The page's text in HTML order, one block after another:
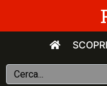
SCOPRI